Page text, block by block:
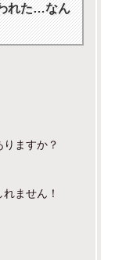
れた…なん
りますか？
ません！